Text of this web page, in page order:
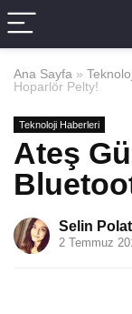
Ana Sayfa »
Hoparlör Pelty!
Teknoloji Haberleri
Ateş
Selin Polat
2 Temmuz